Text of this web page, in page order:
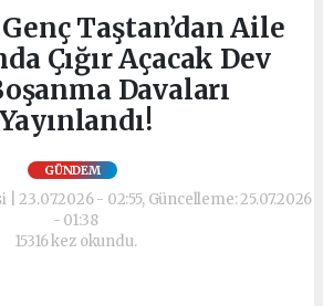
Taştan’dan Aile
Çığır Açacak Dev
Davaları
Yayınlandı!
GÜNDEM
| 23.07.2026 - 02:55, Güncelleme: 25.07.2026
- 01:38
15316 kez okundu.